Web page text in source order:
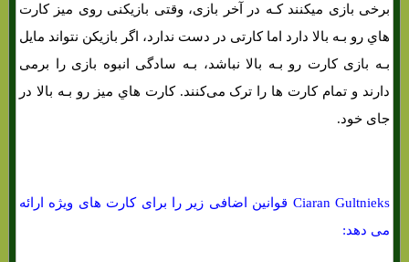
برخی بازی میکنند کـه در آخر بازی، وقتی بازیکنی روی میز کارت
هاي‌ رو بـه بالا دارد اما کارتی در دست ندارد، اگر بازیکن نتواند مایل
بـه بازی کارت رو بـه بالا نباشد، بـه سادگی انبوه بازی را برمی
دارند و تمام کارت ها را ترک می‌کنند. کارت هاي‌ میز رو بـه بالا در
جای خود.
Ciaran Gultnieks قوانین اضافی زیر را برای کارت های ویژه ارائه
می دهد: